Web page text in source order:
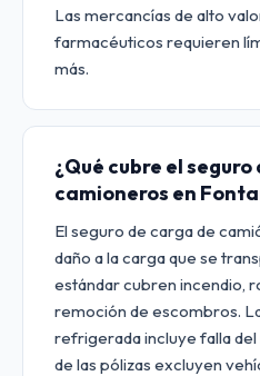
Las mercancías de alto
farmacéuticos requieren
más.
¿Qué cubre el
camioneros en
El seguro de carga de
daño a la carga que se
estándar cubren incendio,
remoción de escombros.
refrigerada incluye falla
de las pólizas excluyen